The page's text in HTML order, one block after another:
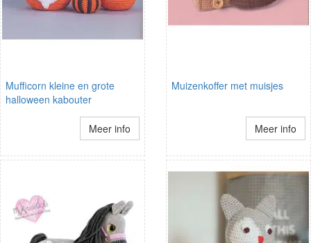
Mufficorn kleine en grote
halloween kabouter
Meer info
Muizenkoffer met muisjes
Meer info